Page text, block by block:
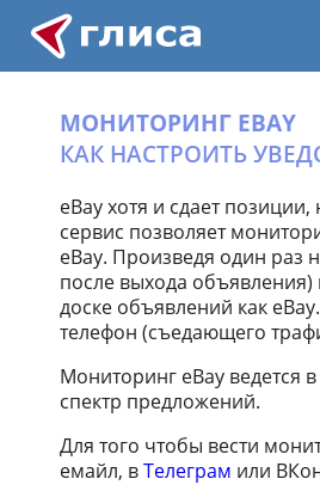
МОНИТОРИНГ EBAY
КАК НАСТРОИТЬ
eBay хотя и сдает
сервис позволяет
eBay. Произведя один раз
после выхода
доске объявлений как
телефон (съедающего
Мониторинг eBay ведется
спектр предложений.
Для того чтобы вести
емайл, вТелеграм или